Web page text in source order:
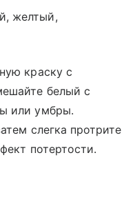
желтый,
краску с
белый с
или умбры.
слегка протрите
потертости.